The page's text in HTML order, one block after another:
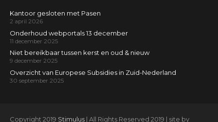
Kantoor gesloten met Pasen
2 april 2026
Onderhoud webportals 13 december
11 december 2025
Niet bereikbaar tussen kerst en oud & nieuw
9 december 2025
Overzicht van Europese Subsidies in Zuid-Nederland
30 september 2025
Copyright 2019 Stimulus| All Rights Reserved 2019 | site by